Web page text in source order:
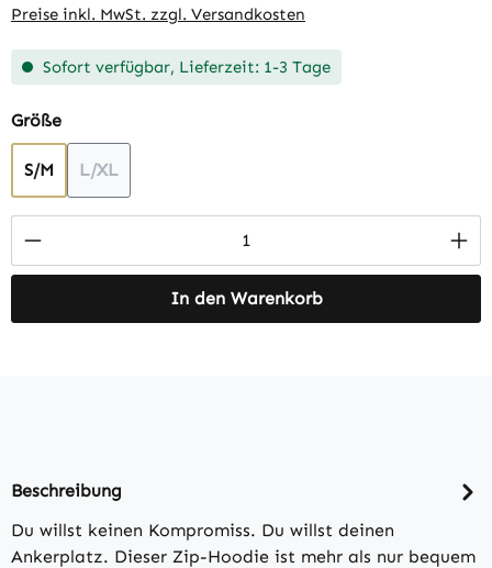
Preise inkl. MwSt. zzgl. Versandkosten
Sofort verfügbar, Lieferzeit: 1-3 Tage
Größeauswählen
S/M L/XL
(Diese Option ist zurzeit nicht verfügbar.)
Produkt Anzahl: Gib den gewünschten
In den Warenkorb
Beschreibung
Du willst keinen Kompromiss. Du willst deinen
Ankerplatz. Dieser Zip-Hoodie ist mehr als nur bequem